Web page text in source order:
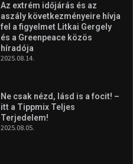
Az extrém időjárás és az
aszály következményeire hívja
fel a figyelmet Litkai Gergely
és a Greenpeace közös
híradója
2025.08.14.
Ne csak nézd, lásd is a focit! –
itt a Tippmix Teljes
Terjedelem!
2025.08.05.